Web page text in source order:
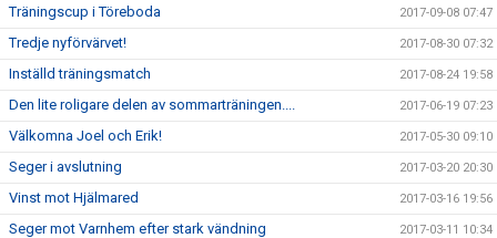
Träningscup i Töreboda 2017-09-08 07:47
Tredje nyförvärvet! 2017-08-30 07:32
Inställd träningsmatch 2017-08-24 19:58
Den lite roligare delen av sommarträningen.... 2017-06-19 07:23
Välkomna Joel och Erik! 2017-05-30 09:10
Seger i avslutning 2017-03-20 20:30
Vinst mot Hjälmared 2017-03-16 19:56
Seger mot Varnhem efter stark vändning 2017-03-11 10:34